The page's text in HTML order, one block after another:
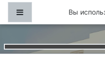
Перейти к основному
Боковая панель
Вы